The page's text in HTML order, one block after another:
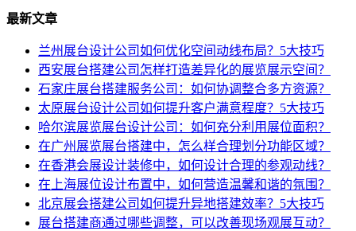
最新文章
兰州展台设计公司如何优化空间动线布局？5大技巧
西安展台搭建公司怎样打造差异化的展览展示空间？
石家庄展台搭建服务公司：如何协调整合多方资源？
太原展台设计公司如何提升客户满意程度？5大技巧
哈尔滨展览展台设计公司：如何充分利用展位面积？
在广州展览展台搭建中，怎么样合理划分功能区域？
在香港会展设计装修中，如何设计合理的参观动线？
在上海展位设计布置中，如何营造温馨和谐的氛围？
北京展会搭建公司如何提升异地搭建效率？5大技巧
展台搭建商通过哪些调整，可以改善现场观展互动？